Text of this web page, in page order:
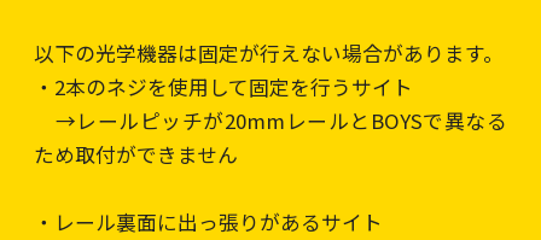
以下の光学機器は固定が行えない場合があります。
・2本のネジを使用して固定を行うサイト
→レールピッチが20mmレールとBOYSで異なる
ため取付ができません
・レール裏面に出っ張りがあるサイト